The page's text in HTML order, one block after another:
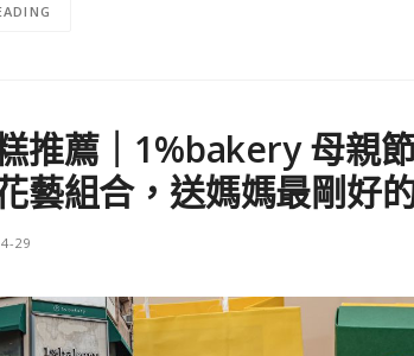
推薦｜1%bakery 母親
藝組合，送媽媽最剛好
29